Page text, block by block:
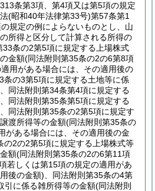
条第3項、第4項又は第5項の規定
(昭和40年法律第33号)第57条第1
規定の例によらないものとし、山
所得と区分して計算される所得の
33条の2第5項に規定する上場株式
金額(同法附則第35条の2の6第8項
用がある場合には、その適用後の
条の3第5項に規定する土地等に係
同法附則第34条第4項に規定する
同法附則第35条第5項に規定する
同法附則第35条の2第5項に規定す
渡所得等の金額(同法附則第35条の
がある場合には、その適用後の金
の2の2第5項に規定する上場株式等
額(同法附則第35条の2の6第11項
若しくは第15項の規定の適用があ
後の金額) 、同法附則第35条の4第
引に係る雑所得等の金額(同法附則